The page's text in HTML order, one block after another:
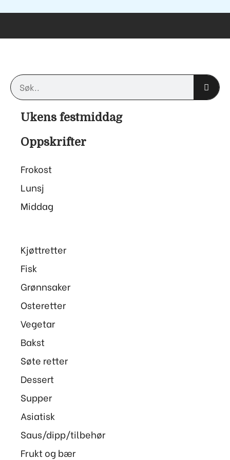
Søk
Ukens festmiddag
Oppskrifter
Frokost
Lunsj
Middag
Kjøttretter
Fisk
Grønnsaker
Osteretter
Vegetar
Bakst
Søte retter
Dessert
Supper
Asiatisk
Saus/dipp/tilbehør
Frukt og bær